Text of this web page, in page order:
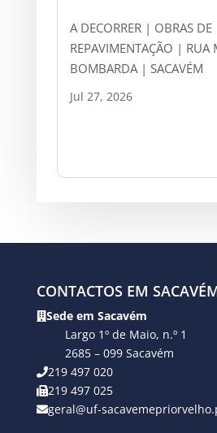
A DECORRER | OBRAS DE
REPAVIMENTAÇÃO | RUA
BOMBARDA | SACAVÉM
Jul 27, 2026
CONTACTOS EM
Sede em Sacavém
Largo 1º de Maio, n.º 1
2685 – 099 Sacavém
219 497 020
219 497 025
geral@uf-